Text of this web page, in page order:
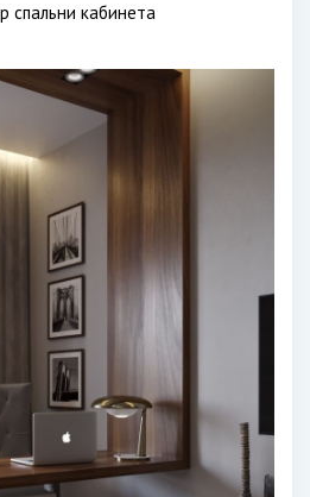
спальни кабинета